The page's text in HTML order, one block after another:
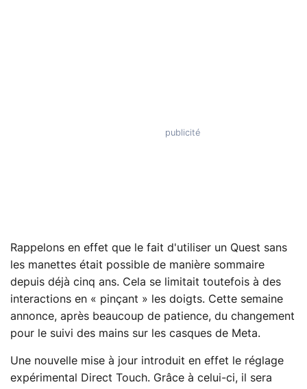
Rappelons en effet que le fait d'utiliser un Quest sans
les manettes était possible de manière sommaire
depuis déjà cinq ans. Cela se limitait toutefois à des
interactions en « pinçant » les doigts. Cette semaine
annonce, après beaucoup de patience, du changement
pour le suivi des mains sur les casques de Meta.
Une nouvelle mise à jour introduit en effet le réglage
expérimental Direct Touch. Grâce à celui-ci, il sera